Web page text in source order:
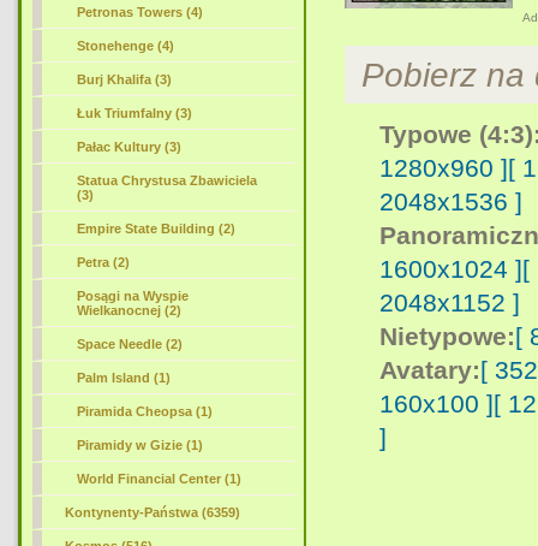
Petronas Towers (4)
Stonehenge (4)
Burj Khalifa (3)
Łuk Triumfalny (3)
Pałac Kultury (3)
Statua Chrystusa Zbawiciela
(3)
Empire State Building (2)
Petra (2)
Posągi na Wyspie
Wielkanocnej (2)
Space Needle (2)
Palm Island (1)
Piramida Cheopsa (1)
Piramidy w Gizie (1)
World Financial Center (1)
Kontynenty-Państwa (6359)
Pobierz na
Typowe
1280x960 ][
2048x1536 ]
1600x1024 ][
2048x1152 ]
Nietypowe:[
Avatary:[
160x100 ][
]